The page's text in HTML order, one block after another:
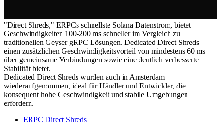
"Direct Shreds," ERPCs schnellste Solana Datenstrom, bietet
Geschwindigkeiten 100-200 ms schneller im Vergleich zu
traditionellen Geyser gRPC Lösungen. Dedicated Direct Shreds
einen zusätzlichen Geschwindigkeitsvorteil von mindestens 60 ms
über gemeinsame Verbindungen sowie eine deutlich verbesserte
Stabilität bietet.
Dedicated Direct Shreds wurden auch in Amsterdam
wiederaufgenommen, ideal für Händler und Entwickler, die
konsequent hohe Geschwindigkeit und stabile Umgebungen
erfordern.
ERPC Direct Shreds